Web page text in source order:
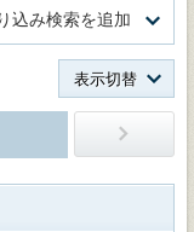
込み検索を追加
表示切替